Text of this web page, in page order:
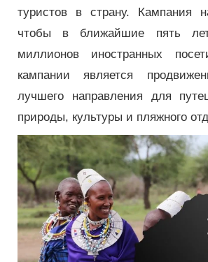
туристов в страну. Кампания
чтобы в ближайшие пять
миллионов иностранных
кампании является
лучшего направления для
природы, культуры и пляжного